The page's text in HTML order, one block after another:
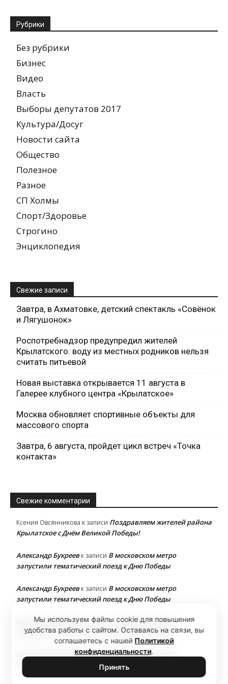
Рубрики
Без рубрики
Бизнес
Видео
Власть
Выборы депутатов 2017
Культура/Досуг
Новости сайта
Общество
Полезное
Разное
СП Холмы
Спорт/Здоровье
Строгино
Энциклопедия
Свежие записи
Завтра, в Ахматовке, детский спектакль «Совёнок
и Лягушонок»
Роспотребнадзор предупредил жителей
Крылатского: воду из местных родников нельзя
считать питьевой
Новая выставка открывается 11 августа в
Галерее клубного центра «Крылатское»
Москва обновляет спортивные объекты для
массового спорта
Завтра, 6 августа, пройдет цикл встреч «Точка
контакта»
Свежие комментарии
Ксения Овсянникова к записи Поздравляем жителей района
Крылатское с Днём Великой Победы!
Александр Букреевк записи В московском метро
запустили тематический поезд к Дню Победы
Александр Букреевк записи В московском метро
запустили тематический поезд к Дню Победы
Александр Букреевк записиВ московском метро
запустили тематический поезд к Дню Победы
Александр Букреевк записиВ московском метро
запустили тематический поезд к Дню Победы
Мы используем файлы cookie для повышения
удобства работы с сайтом. Оставаясь на связи, вы
соглашаетесь с нашей Политикой
конфиденциальности.
Принять